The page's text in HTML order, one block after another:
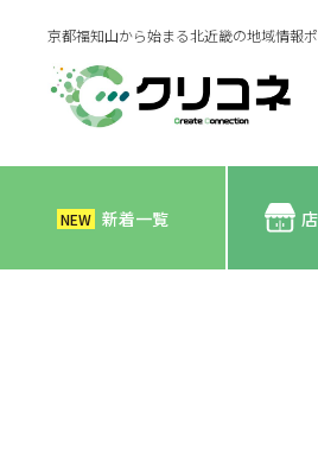
京都福知山から始まる北近畿の地域情報
NEW 新着一覧